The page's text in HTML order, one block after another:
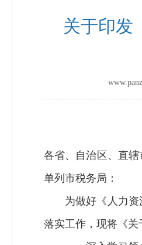
关于印发
各省、自治区、直
单列市税务局：
为做好《人力
落实工作，现将《